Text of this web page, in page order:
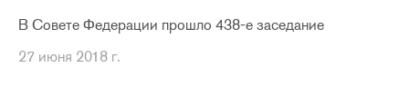
В Совете Федерации прошло 438-е заседание
27 июня 2018 г.